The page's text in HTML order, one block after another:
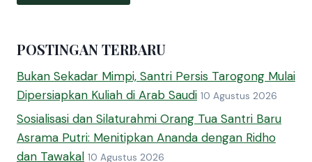
POSTINGAN TERBARU
Bukan Sekadar Mimpi, Santri Persis Tarogong Mulai
Dipersiapkan Kuliah di Arab Saudi 10 Agustus 2026
Sosialisasi dan Silaturahmi Orang Tua Santri Baru
Asrama Putri: Menitipkan Ananda dengan Ridho
dan Tawakal 10 Agustus 2026